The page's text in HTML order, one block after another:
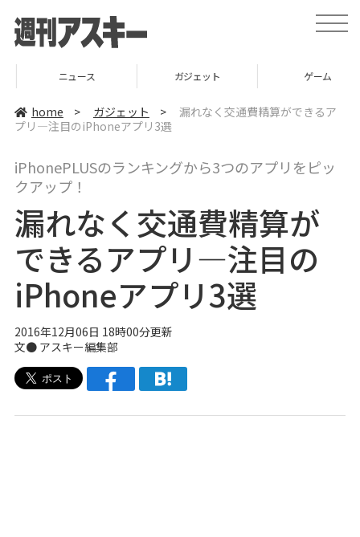
t
o
e
v
t
ニュース ガジェット ゲーム
home > ガジェット >
漏れなく交通費精算ができるア
プリ―注目のiPhoneアプリ3選
iPhonePLUSのランキングから3つのアプリをピッ
クアップ！
漏れなく交通費精算が
できるアプリ―注目の
iPhoneアプリ3選
2016年12月06日 18時00分更新
文● アスキー編集部